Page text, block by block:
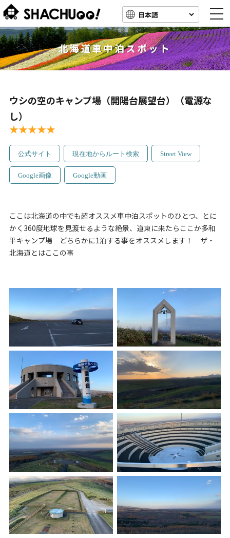
北海道車中泊スポット
ウシの空のキャンプ場（開陽台展望台）（電源な
し）
★★★★★
公式サイト 現在地からルート検索 Street View
Google画像 Google動画
ここは北海道の中でも超オススメ車中泊スポットのひとつ、とに
かく360度地球を見渡せるような絶景、道東に来たらここか多和
平キャンプ場 どちらかに1泊する事をオススメします！ ザ・
北海道とはここの事